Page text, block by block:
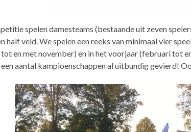
spelen damesteams (bestaande uit zeven
half veld. We spelen een reeks van minimaal vier
en met november) en in het voorjaar (februari tot
een aantal kampioenschappen al uitbundig gevierd!